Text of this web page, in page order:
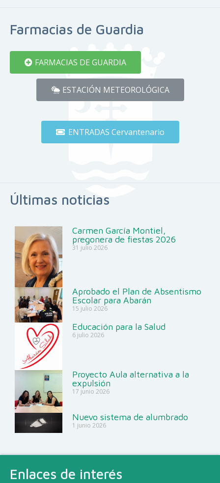
Enlaces de interés
Farmacias de Guardia
FARMACIAS DE GUARDIA
ESTACIÓN METEOROLÓGICA
ENTRADAS Cervantenario
Últimas noticias
Carmen García Montiel,
pregonera de fiestas 2026
31 julio 2026
Aprobado el Plan de Absentismo
Escolar para Abarán
15 julio 2026
Educación para la Salud
6 julio 2026
Proyecto Aula alternativa a la
expulsión
17 junio 2026
Nuevo sistema de alumbrado
1 junio 2026